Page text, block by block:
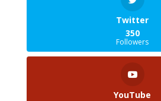
Twitter
350
Followers
YouTube